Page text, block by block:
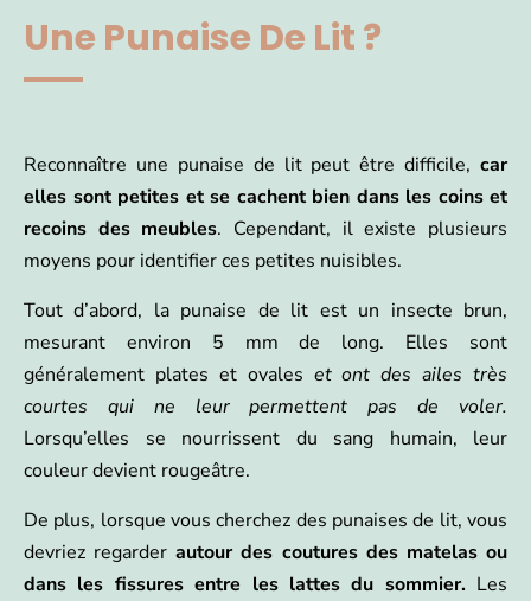
Une Punaise De Lit ?
Reconnaître une punaise de lit peut être difficile, car
elles sont petites et se cachent bien dans les coins et
recoins des meubles. Cependant, il existe plusieurs
moyens pour identifier ces petites nuisibles.
Tout d’abord, la punaise de lit est un insecte brun,
mesurant environ 5 mm de long. Elles sont
généralement plates et ovales et ont des ailes très
courtes qui ne leur permettent pas de voler.
Lorsqu’elles se nourrissent du sang humain, leur
couleur devient rougeâtre.
De plus, lorsque vous cherchez des punaises de lit, vous
devriez regarderautour des coutures des matelas ou
dans les fissures entre les lattes du sommier.Les